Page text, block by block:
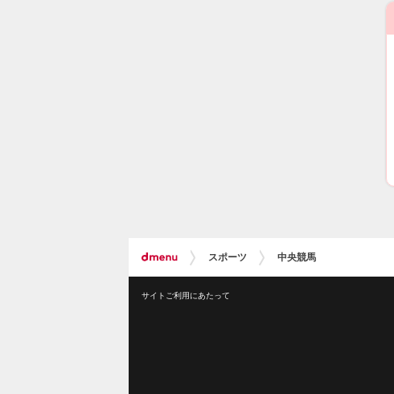
スポーツ 中央競馬
サイトご利用にあたって